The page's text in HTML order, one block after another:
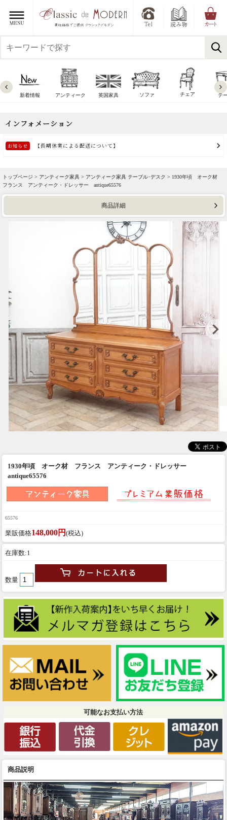
新着情報 アンティーク 英国家具 ソファ チェア テ
トップページ > アンティーク家具 > アンティーク家具 テーブル･デスク > 1930年頃 オーク材
フランス アンティーク・ドレッサー antique65576
商品詳細
1930年頃 オーク材 フランス アンティーク・ドレッサー
antique65576
65576
業販価格148,000円 (税込)
在庫数:1
数量
可能なお支払い方法
商品説明